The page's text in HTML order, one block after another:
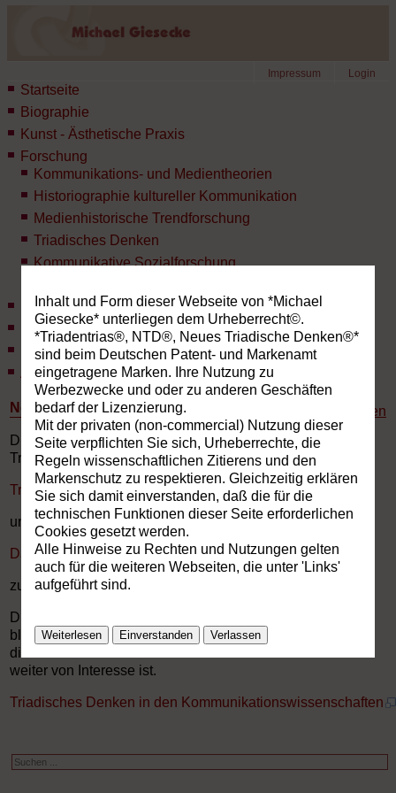
Login
Impressum
Startseite
Biographie
Kunst - Ästhetische Praxis
Forschung
Kommunikations- und Medientheorien
Historiographie kultureller Kommunikation
Medienhistorische Trendforschung
Triadisches Denken
Kommunikative Sozialforschung
Lehre
Lexikon des NTD®
Publikationen
Aktuelles
Suchen
Neues Triadisches Denken®
Drucken
Die Fortschritte bei der Modellierung des Neuen
Triadischen Denkens® sind ab sofort auf den webseiten
Triadische Praxis
und
Das Neue Triadische Denken
zu verfolgen.
Die nachfolgende Version aus 2007 ist nicht mehr aktuell,
bleibt aber erhalten, weil sie für die Nutzung des NTDs für
die Kommunikation und die Kommunikationswissenschaft
weiter von Interesse ist.
Triadisches Denken in den Kommunikationswissenschaften
Inhalt und Form dieser Webseite von *Michael
Giesecke* unterliegen dem Urheberrecht©.
*Triadentrias®, NTD®, Neues Triadische Denken®*
sind beim Deutschen Patent- und Markenamt
eingetragene Marken. Ihre Nutzung zu
Werbezwecke und oder zu anderen Geschäften
bedarf der Lizenzierung.
Mit der privaten (non-commercial) Nutzung dieser
Seite verpflichten Sie sich, Urheberrechte, die
Regeln wissenschaftlichen Zitierens und den
Markenschutz zu respektieren. Gleichzeitig erklären
Sie sich damit einverstanden, daß die für die
technischen Funktionen dieser Seite erforderlichen
Cookies gesetzt werden.
Alle Hinweise zu Rechten und Nutzungen gelten
auch für die weiteren Webseiten, die unter 'Links'
aufgeführt sind.
Weiterlesen Einverstanden Verlassen